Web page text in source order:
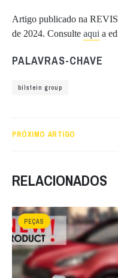
Artigo publicado na
de 2024. Consulte aqui a
PALAVRAS-CHAVE
bilstein group
PRÓXIMO ARTIGO
RELACIONADOS
PEÇAS